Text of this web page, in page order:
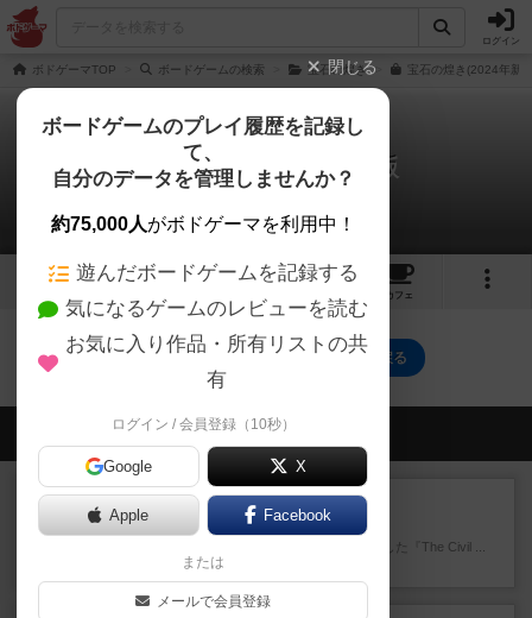
ログイン
ボドゲーマTOP ボードゲームの検索 宝石の煌き 宝石の煌き(2024年新
宝石の煌き：2024年新版
0件のルール/インスト
2 2
カフェ
宝石の煌き：2024年新版のトップに戻る
会員の新しい投稿
レビュー
南北戦争
1983年にVictory Gamesが出版した『The Civil ...
約1時間前
閉じる
ボードゲームのプレイ履歴を記録し
て、
自分のデータを管理しませんか？
約75,000人がボドゲーマを利用中！
遊んだボードゲームを記録する
気になるゲームのレビューを読む
お気に入り作品・所有リストの共
有
ログイン / 会員登録（10秒）
Google X
Apple Facebook
または
メールで会員登録